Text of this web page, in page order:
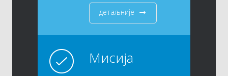
детаљније
Мисија